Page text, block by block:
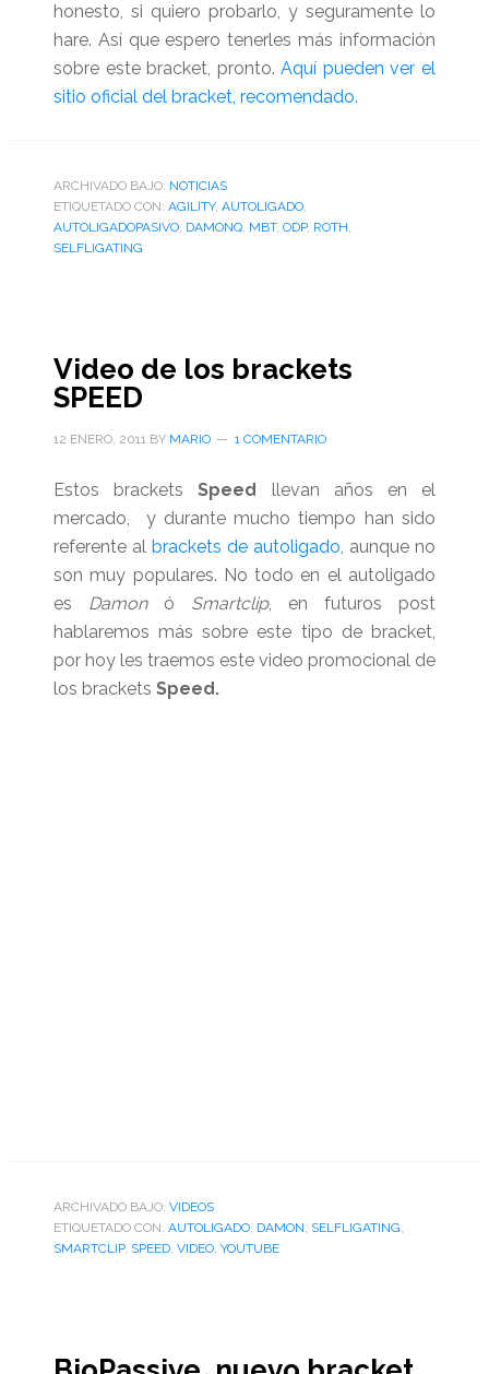
honesto, si quiero probarlo, y seguramente lo
hare. Así que espero tenerles más información
sobre este bracket, pronto.Aquí pueden ver el
sitio oficial del bracket, recomendado.
ARCHIVADO BAJO: NOTICIAS
ETIQUETADO CON: AGILITY, AUTOLIGADO,
AUTOLIGADOPASIVO, DAMONQ, MBT, ODP, ROTH,
SELFLIGATING
Video de los brackets
SPEED
12 ENERO, 2011BY MARIO 1 COMENTARIO
Estos brackets Speed llevan años en el
mercado, y durante mucho tiempo han sido
referente al brackets de autoligado, aunque no
son muy populares. No todo en el autoligado
es Damonó Smartclip, en futuros post
hablaremos más sobre este tipo de bracket,
por hoy les traemos este video promocional de
los brackets Speed.
ARCHIVADO BAJO: VIDEOS
ETIQUETADO CON: AUTOLIGADO, DAMON, SELFLIGATING,
SMARTCLIP, SPEED, VIDEO, YOUTUBE